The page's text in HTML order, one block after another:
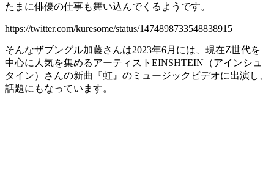
たまに俳優の仕事も舞い込んでくるようです。
https://twitter.com/kuresome/status/1474898733548838915
そんなザブングル加藤さんは2023年6月には、現在Z世代を
中心に人気を集めるアーティストEINSHTEIN（アインシュ
タイン）さんの新曲『虹』のミュージックビデオに出演し、
話題にもなっています。